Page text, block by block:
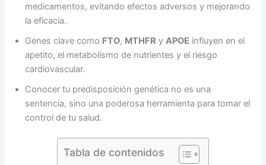
medicamentos, evitando efectos adversos y mejorando
la eficacia.
Genes clave como FTO, MTHFR yAPOE influyen en el
apetito, el metabolismo de nutrientes y el riesgo
cardiovascular.
Conocer tu predisposición genética no es una
sentencia, sino una poderosa herramienta para tomar el
control de tu salud.
Tabla de contenidos